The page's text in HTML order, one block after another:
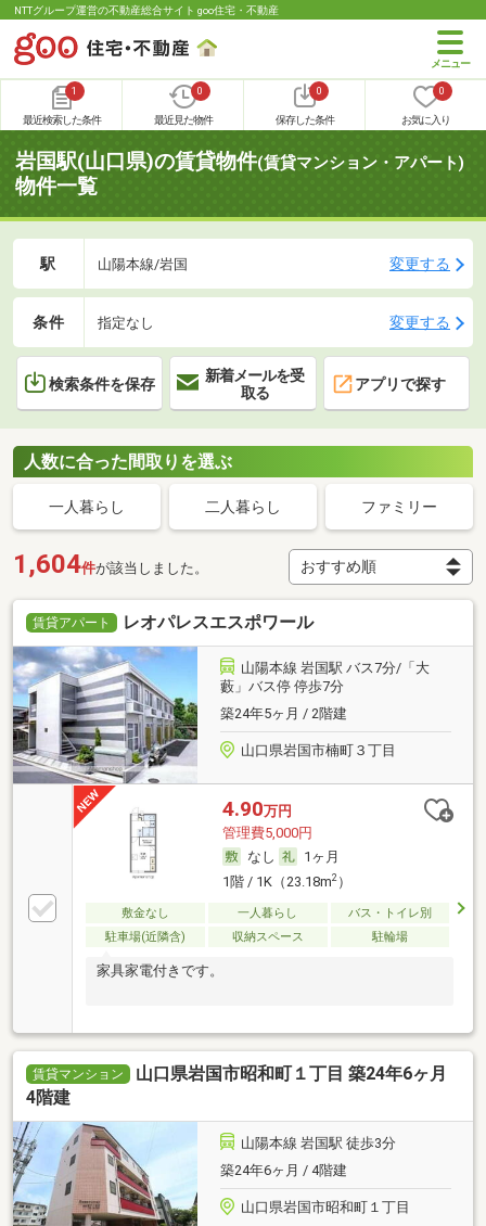
NTTグループ運営の不動産総合サイト goo住宅・不動産
1
最近検索した条件
0
最近見た物件
0
保存した条件
0
お気に入り
岩国駅(山口県)の賃貸物件(賃貸マンション・アパート)
物件一覧
駅 山陽本線/岩国 変更する
条件 指定なし 変更する
検索条件を保存
新着メールを受
取る
アプリで探す
人数に合った間取りを選ぶ
一人暮らし 二人暮らし ファミリー
1,604件が該当しました。
賃貸アパート レオパレスエスポワール
山陽本線 岩国駅 バス7分/「大
藪」バス停 停歩7分
築24年5ヶ月 / 2階建
山口県岩国市楠町３丁目
4.90万円
管理費5,000円
なし
1ヶ月
1階 / 1K（23.18m2）
敷金なし 一人暮らし
バス・トイレ別
駐車場(近隣含)
収納スペース 駐輪場
家具家電付きです。
賃貸マンション
山口県岩国市昭和町１丁目 築24年6ヶ月
4階建
山陽本線 岩国駅 徒歩3分
築24年6ヶ月 / 4階建
山口県岩国市昭和町１丁目